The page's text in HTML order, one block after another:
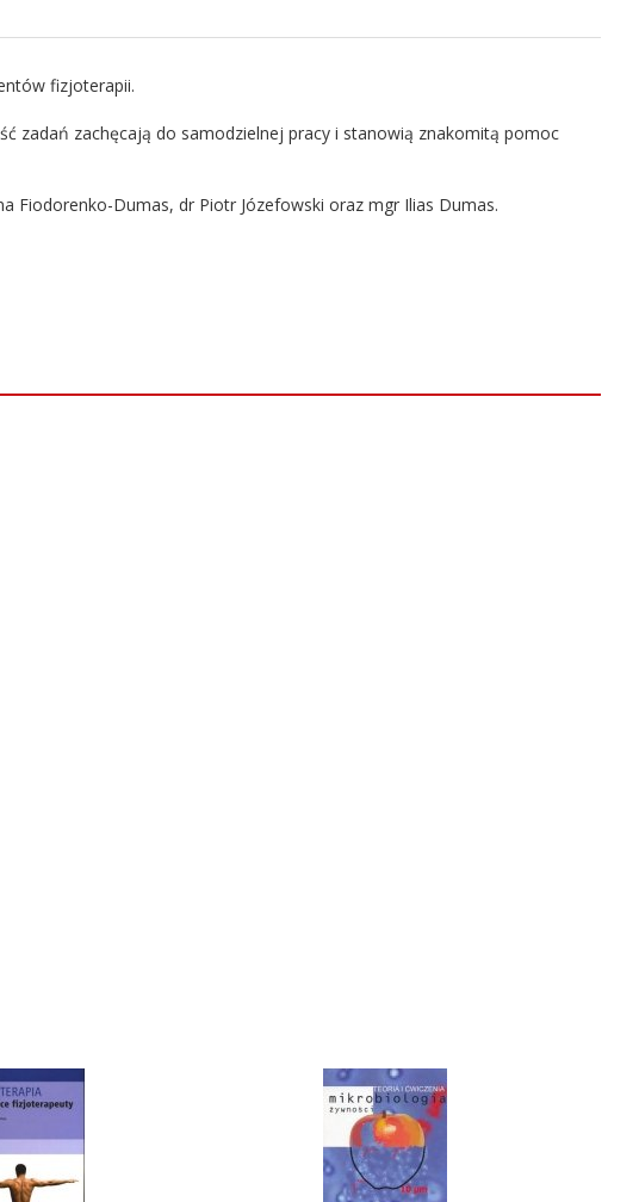
fizjoterapii.
zadań zachęcają do samodzielnej pracy i stanowią znakomitą pomoc
Fiodorenko-Dumas, dr Piotr Józefowski oraz mgr Ilias Dumas.